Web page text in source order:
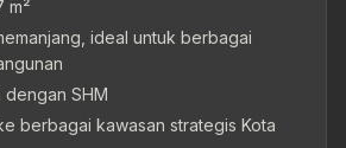
m²
ideal untuk berbagai
dengan SHM
berbagai kawasan strategis Kota